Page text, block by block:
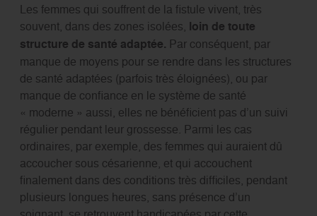
Les femmes qui souffrent de la fistule vivent, très
souvent, dans des zones isolées, loin de toute
structure de santé adaptée. Par conséquent, par
manque de moyens pour se rendre dans les structures
de santé adaptées (parfois très éloignées), ou par
manque de confiance en le système de santé
« moderne » aussi, elles ne bénéficient pas d’un suivi
régulier pendant leur grossesse. Parmi les cas
ordinaires, par exemple, des femmes qui auraient dû
accoucher sous césarienne, et qui accouchent
finalement dans des conditions très difficiles, pendant
plusieurs longues heures, sans présence d’un